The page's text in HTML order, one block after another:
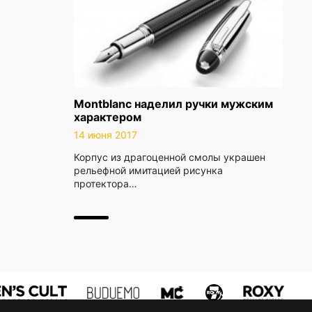
Montblanc наделил ручки мужским
характером
14 июня 2017
Корпус из драгоценной смолы украшен
рельефной имитацией рисунка
протектора…